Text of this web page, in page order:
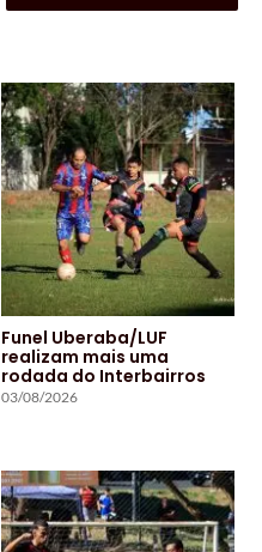
Funel Uberaba/LUF
realizam mais uma
rodada do Interbairros
03/08/2026